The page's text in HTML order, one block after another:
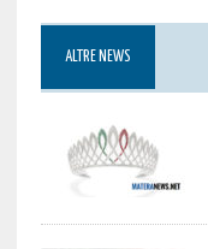
ALTRE NEWS